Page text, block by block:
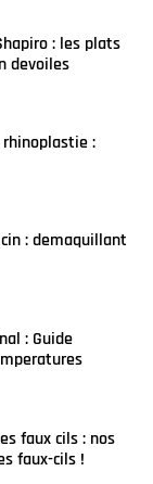
: les plats
devoiles
rhinoplastie :
: demaquillant
: Guide
faux cils : nos
faux-cils !